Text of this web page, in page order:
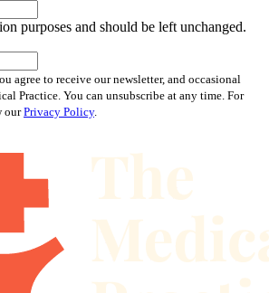
purposes and should be left unchanged.
agree to receive our newsletter, and occasional
Practice. You can unsubscribe at any time. For
ourPrivacy Policy.